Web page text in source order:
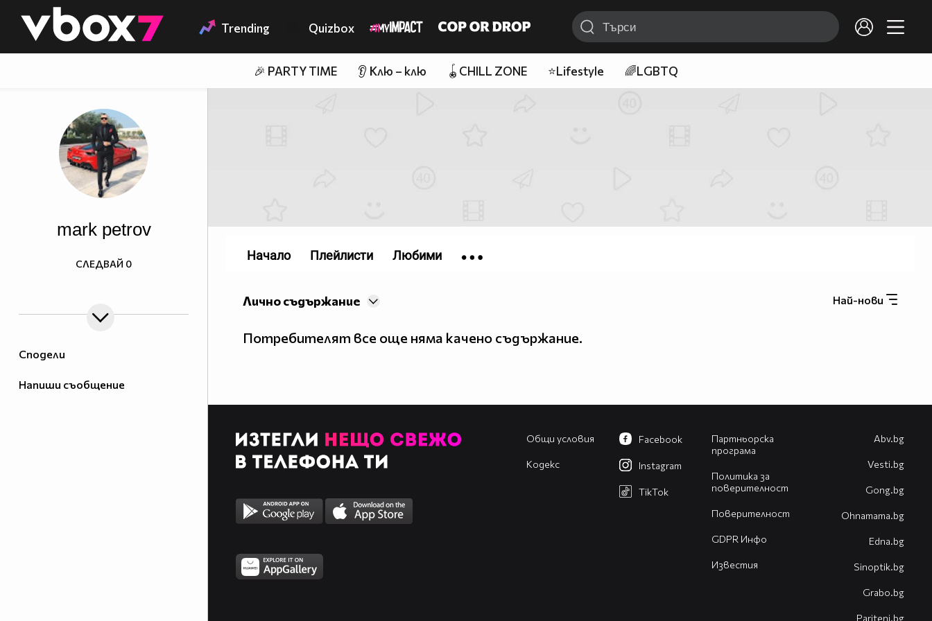
👾 Trending Quizbox
🎉 PARTY TIME 👂 Клю – клю 🪀CHILL ZONE ⭐Lifestyle 🌈LGBTQ
Сподели
Напиши съобщение
mark petrov
СЛЕДВАЙ 0
Най-нови
Лично съдържание
Потребителят все още няма качено съдържание.
Начало Плейлисти Любими
Общи условия
Кодекс
Партньорска
програма
Политика за
поверителност
Поверителност
GDPR Инфо
Известия
Facebook
Instagram
TikTok
Abv.bg
Vesti.bg
Gong.bg
Оhnamama.bg
Edna.bg
Sinoptik.bg
Grabo.bg
Pariteni.bg